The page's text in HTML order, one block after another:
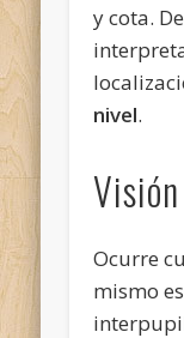
y cota.
nivel.
Ocurre
mismo